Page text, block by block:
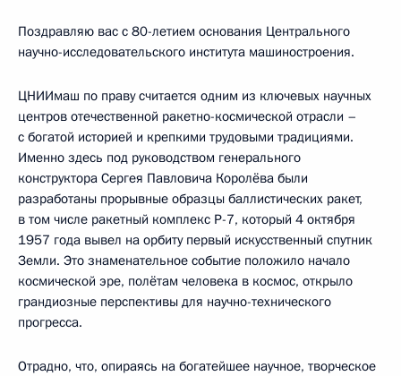
Поздравляю вас с 80-летием основания Центрального
научно-исследовательского института машиностроения.
ЦНИИмаш по праву считается одним из ключевых научных
центров отечественной ракетно-космической отрасли –
с богатой историей и крепкими трудовыми традициями.
Именно здесь под руководством генерального
конструктора Сергея Павловича Королёва были
разработаны прорывные образцы баллистических ракет,
в том числе ракетный комплекс Р-7, который 4 октября
1957 года вывел на орбиту первый искусственный спутник
Земли. Это знаменательное событие положило начало
космической эре, полётам человека в космос, открыло
грандиозные перспективы для научно-технического
прогресса.
Отрадно, что, опираясь на богатейшее научное, творческое